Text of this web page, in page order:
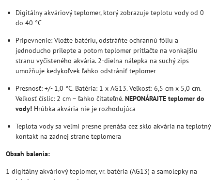
Digitálny akváriový teplomer, ktorý zobrazuje teplotu vody od 0
do 40 °C
Pripevnenie: Vložte batériu, odstráňte ochrannú fóliu a
jednoducho prilepte a potom teplomer pritlačte na vonkajšiu
stranu vyčisteného akvária. 2-dielna nálepka na suchý zips
umožňuje kedykoľvek ľahko odstrániť teplomer
Presnosť: +/- 1,0 °C. Batéria: 1 x AG13. Veľkosť: 6,5 cm x 5,0 cm.
Veľkosť číslic: 2 cm – ľahko čitateľné.NEPONÁRAJTE teplomer do
vody! Hrúbka akvária nie je rozhodujúca
Teplota vody sa veľmi presne prenáša cez sklo akvária na teplotný
kontakt na zadnej strane teplomera
Obsah balenia:
1 digitálny akváriový teplomer, vr. batéria (AG13) a samolepky na